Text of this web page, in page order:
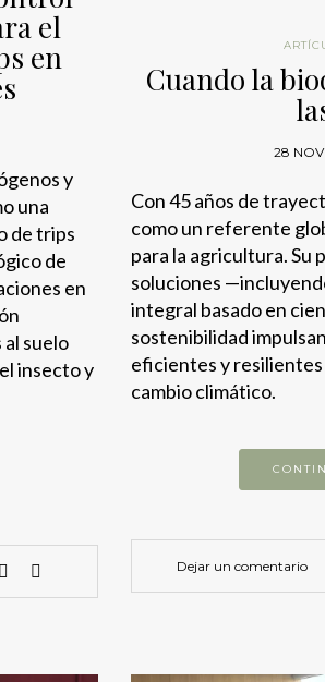
el
en
y
una
de trips
de
en
al suelo
insecto y
Cuando la
28
Con 45 años de
como un referente
para la agricultura. Su
soluciones
integral basado en
sostenibilidad
eficientes y
cambio climático.
Dejar un comentario